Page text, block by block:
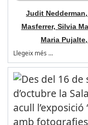
Judit
Masferrer, Silvia
Maria
Llegeix més …